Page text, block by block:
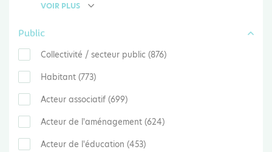
VOIR PLUS
Public
Collectivité / secteur public (876)
Habitant (773)
Acteur associatif (699)
Acteur de l'aménagement (624)
Acteur de l'éducation (453)